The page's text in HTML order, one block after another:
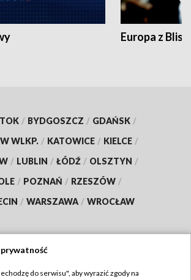
Europa z
/ BYDGOSZCZ / GDAŃSK /
WLKP. / KATOWICE / KIELCE /
/ LUBLIN / ŁÓDŹ / OLSZTYN /
/ POZNAŃ / RZESZÓW /
/ WARSZAWA / WROCŁAW
do serwisu", aby wyrazić zgody na